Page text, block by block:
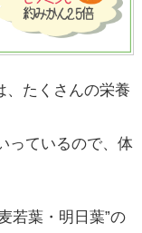
、たくさんの栄養
っているので、体
若葉・明日葉”の